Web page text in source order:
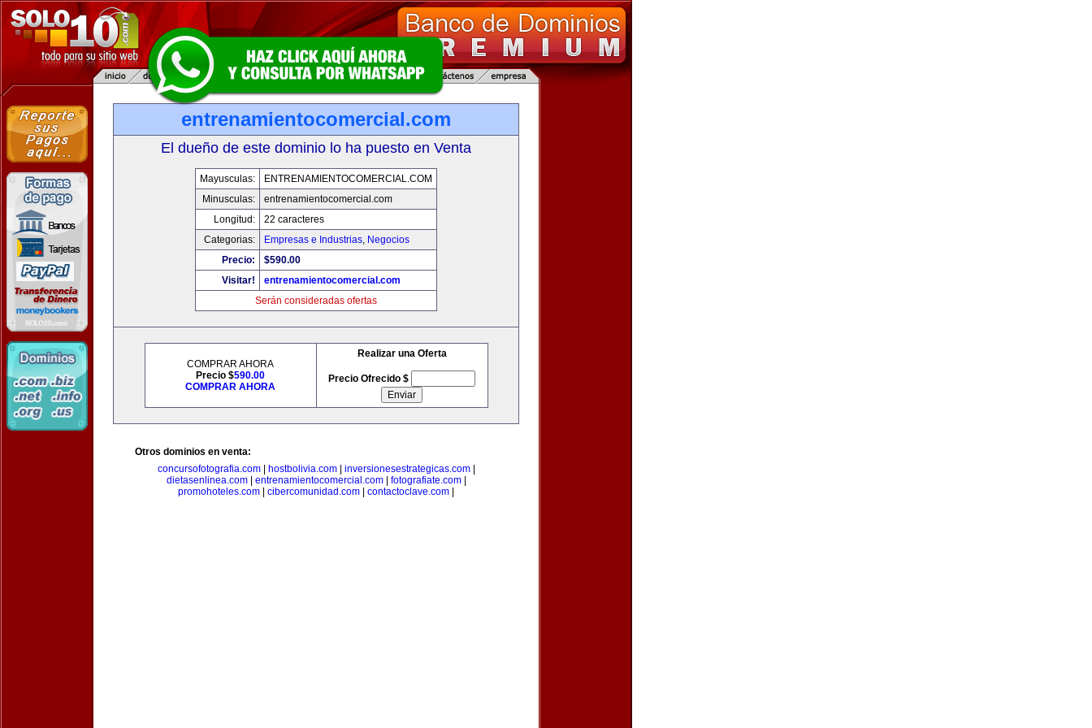
entrenamientocomercial.com
El dueño de este dominio lo ha puesto en Venta
Mayusculas:
ENTRENAMIENTOCOMERCIAL.COM
Minusculas:
entrenamientocomercial.com
Longitud:
22 caracteres
Categorias:
Empresas e Industrias, Negocios
Precio:
$590.00
Visitar!
entrenamientocomercial.com
Serán consideradas ofertas
COMPRAR AHORA
Precio $590.00
COMPRAR AHORA
Realizar una Oferta
Precio Ofrecido $
Otros dominios en venta:
concursofotografia.com| hostbolivia.com| inversionesestrategicas.com|
dietasenlinea.com| entrenamientocomercial.com| fotografiate.com|
promohoteles.com
cibercomunidad.com contactoclave.com